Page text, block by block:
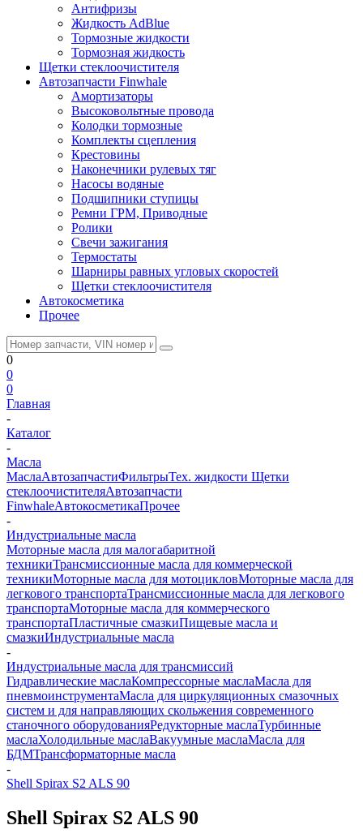
Антифризы
Жидкость AdBlue
Тормозные жидкости
Тормозная жидкость
Щетки стеклоочистителя
Автозапчасти Finwhale
Амортизаторы
Высоковольтные провода
Колодки тормозные
Комплекты сцепления
Крестовины
Наконечники рулевых тяг
Насосы водяные
Подшипники ступицы
Ремни ГРМ, Приводные
Ролики
Свечи зажигания
Термостаты
Шарниры равных угловых скоростей
Щетки стеклоочистителя
Автокосметика
Прочее
0
0
0
Главная
-
Каталог
-
Масла
МаслаАвтозапчастиФильтрыТех. жидкости Щетки
стеклоочистителяАвтозапчасти
FinwhaleАвтокосметикаПрочее
-
Индустриальные масла
Моторные масла для малогабаритной
техникиТрансмиссионные масла для коммерческой
техникиМоторные масла для мотоцикловМоторные масла для
легкового транспортаТрансмиссионные масла для легкового
транспортаМоторные масла для коммерческого
транспортаПластичные смазкиПищевые масла и
смазкиИндустриальные масла
-
Индустриальные масла для трансмиссий
Гидравлические маслаКомпрессорные маслаМасла для
пневмоинструментаМасла для циркуляционных смазочных
систем и для направляющих скольжения современного
станочного оборудованияРедукторные маслаТурбинные
маслаХолодильные маслаВакуумные маслаМасла для
БДМТрансформаторные масла
-
Shell Spirax S2 ALS 90
Shell Spirax S2 ALS 90